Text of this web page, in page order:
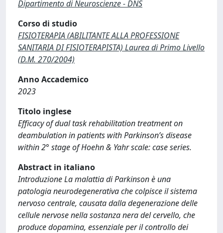
Dipartimento di Neuroscienze - DNS
Corso di studio
FISIOTERAPIA (ABILITANTE ALLA PROFESSIONE
SANITARIA DI FISIOTERAPISTA) Laurea di Primo Livello
(D.M. 270/2004)
Anno Accademico
2023
Titolo inglese
Efficacy of dual task rehabilitation treatment on
deambulation in patients with Parkinson’s disease
within 2° stage of Hoehn & Yahr scale: case series.
Abstract in italiano
Introduzione La malattia di Parkinson è una
patologia neurodegenerativa che colpisce il sistema
nervoso centrale, causata dalla degenerazione delle
cellule nervose nella sostanza nera del cervello, che
produce dopamina, essenziale per il controllo dei